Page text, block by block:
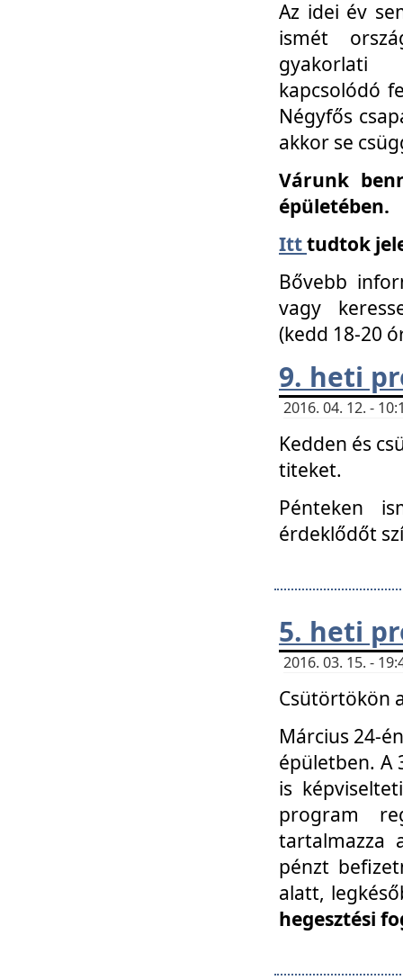
Az idei év
ismét
gyakorlati
kapcsolódó
Négyfős
akkor se
Várunk
épületében.
Itttudtok
Bővebb
vagy
(kedd 18-20
9. heti
2016. 04. 12. -
Kedden és
titeket.
Pénteken
érdeklődőt
5. heti
2016. 03. 15. -
Csütörtökön
Március 24-
épületben. A
is
program
tartalmazza
pénzt
alatt,
hegesztési